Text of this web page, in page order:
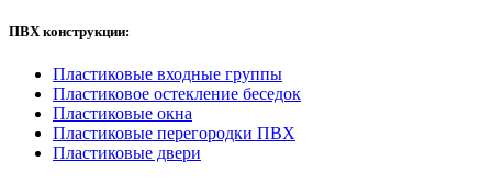
ПВХ конструкции:
Пластиковые входные группы
Пластиковое остекление беседок
Пластиковые окна
Пластиковые перегородки ПВХ
Пластиковые двери